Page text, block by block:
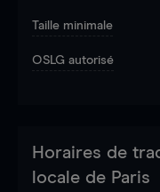
Taille minimale
OSLG autorisé
Horaires de
locale de Paris